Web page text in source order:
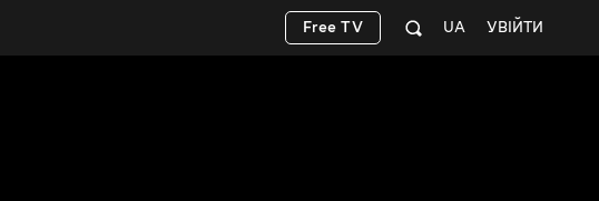
УВІЙТИ
UA
Free TV